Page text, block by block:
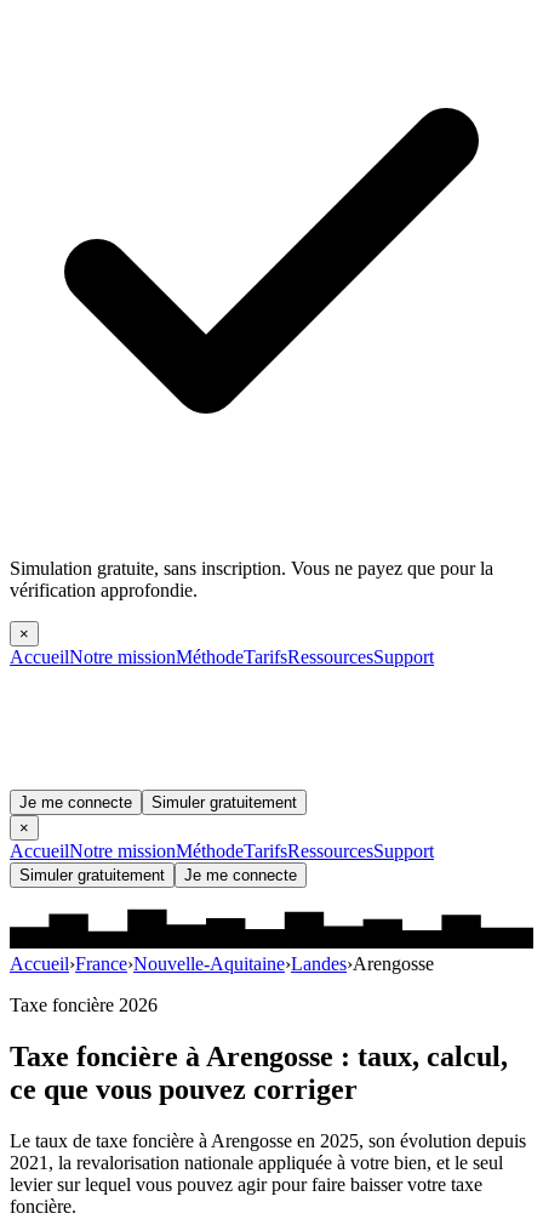
Simulation gratuite, sans inscription. Vous ne payez que pour la
vérification approfondie.
×
AccueilNotre missionMéthodeTarifsRessourcesSupport
Je me connecte
Simuler gratuitement
×
AccueilNotre missionMéthodeTarifsRessourcesSupport
Simuler gratuitement Je me connecte
Accueil›France›Nouvelle-Aquitaine›Landes›Arengosse
Taxe foncière 2026
Taxe foncière àArengosse : taux, calcul,
ce que vous pouvez corriger
Le taux de taxe foncière à Arengosse en 2025, son évolution depuis
2021, la revalorisation nationale appliquée à votre bien, et le seul
levier sur lequel vous pouvez agir pour faire baisser votre taxe
foncière.